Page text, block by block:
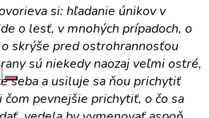
si: hľadanie únikov v
o lesť, v mnohých prípadoch, o
skrýše pred ostrohrannosťou
sú niekedy naozaj veľmi ostré,
seba a usiluje sa ňou prichytiť
pevnejšie prichytiť, o čo sa